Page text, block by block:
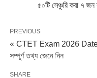
৫০টি সেঞ্চুরি করা ৭
PREVIOUS
« CTET Exam 2026 Date।
সম্পূর্ণ তথ্য জেনে নিন
SHARE